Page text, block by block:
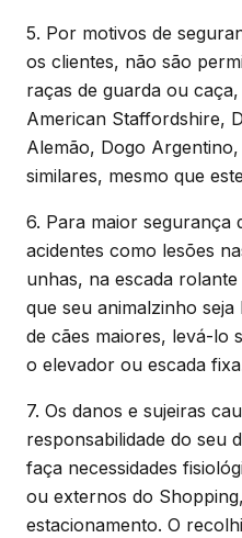
5. Por motivos de
os clientes, não são
raças de guarda ou
American Staffordshire,
Alemão, Dogo
similares, mesmo que
6. Para maior segurança
acidentes como lesões
unhas, na escada
que seu animalzinho
de cães maiores, levá-lo
o elevador ou escada
7. Os danos e sujeiras
responsabilidade do seu
faça necessidades
ou externos do
estacionamento. O